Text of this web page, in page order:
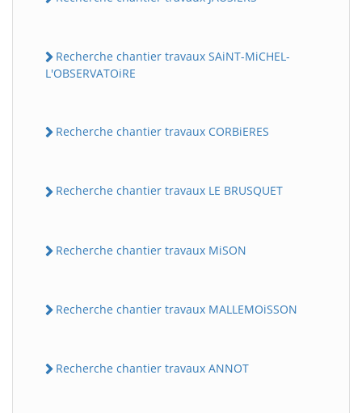
Recherche chantier travaux SAiNT-MiCHEL-
L'OBSERVATOiRE
Recherche chantier travaux CORBiERES
Recherche chantier travaux LE BRUSQUET
Recherche chantier travaux MiSON
Recherche chantier travaux MALLEMOiSSON
Recherche chantier travaux ANNOT